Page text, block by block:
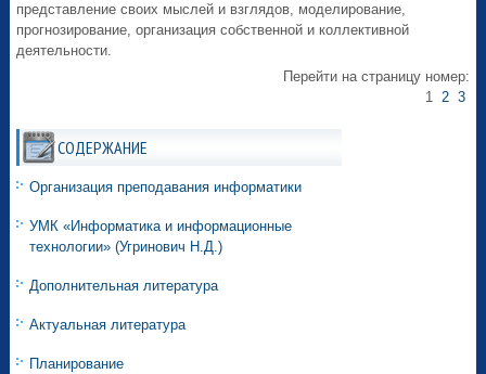
представление своих мыслей и взглядов, моделирование,
прогнозирование, организация собственной и коллективной
деятельности.
Перейти на страницу номер:
1 2 3
СОДЕРЖАНИЕ
Организация преподавания информатики
УМК «Информатика и информационные
технологии» (Угринович Н.Д.)
Дополнительная литература
Актуальная литература
Планирование